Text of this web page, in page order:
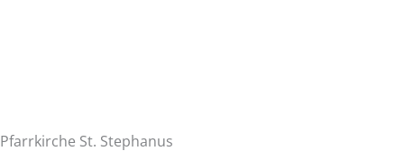
Pfarrkirche St. Stephanus